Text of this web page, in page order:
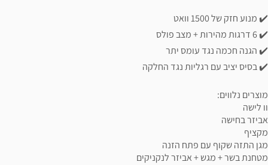
✔️ מנוע חזק של 1500 וואט
✔️ 6 דרגות מהירות + מצב פולס
✔️ הגנה חכמה נגד עומס יתר
✔️ בסיס יציב עם רגליות נגד החלקה
מוצרים נלווים:
וו לישה
אביזר בחישה
מקציף
מגן התזה שקוף עם פתח הזנה
מטחנת בשר + מגש + אביזר לנקניקים